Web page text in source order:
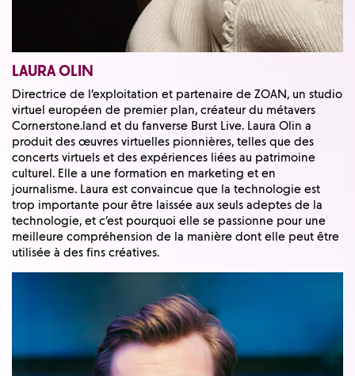
LAURA OLIN
Directrice de l’exploitation et partenaire de ZOAN, un studio
virtuel européen de premier plan, créateur du métavers
Cornerstone.land et du fanverse Burst Live. Laura Olin a
produit des œuvres virtuelles pionnières, telles que des
concerts virtuels et des expériences liées au patrimoine
culturel. Elle a une formation en marketing et en
journalisme. Laura est convaincue que la technologie est
trop importante pour être laissée aux seuls adeptes de la
technologie, et c’est pourquoi elle se passionne pour une
meilleure compréhension de la manière dont elle peut être
utilisée à des fins créatives.